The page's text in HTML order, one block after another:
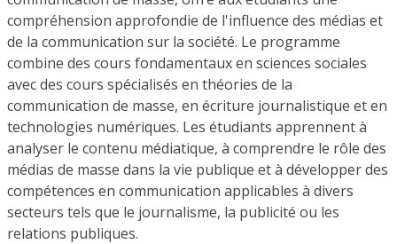
compréhension approfondie de l'influence des médias et
de la communication sur la société. Le programme
combine des cours fondamentaux en sciences sociales
avec des cours spécialisés en théories de la
communication de masse, en écriture journalistique et en
technologies numériques. Les étudiants apprennent à
analyser le contenu médiatique, à comprendre le rôle des
médias de masse dans la vie publique et à développer des
compétences en communication applicables à divers
secteurs tels que le journalisme, la publicité ou les
relations publiques.